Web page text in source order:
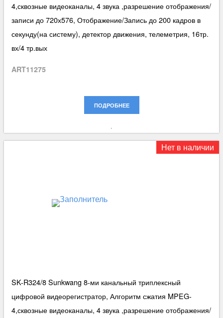
4,сквозные видеоканалы, 4 звука ,разрешение отображения/
записи до 720х576, Отображение/Запись до 200 кадров в
секунду(на систему), детектор движения, телеметрия, 16тр.
вх/4 тр.вых
ART11275
ПОДРОБНЕЕ
Нет в наличии
SK-R324/8 Sunkwang 8-ми канальный триплексный
цифровой видеорегистратор, Алгоритм сжатия MPEG-
4,сквозные видеоканалы, 4 звука ,разрешение отображения/